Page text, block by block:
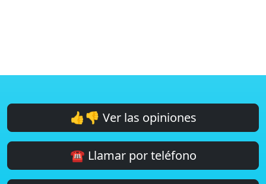
👍👎 Ver las opiniones
☎️ Llamar por teléfono